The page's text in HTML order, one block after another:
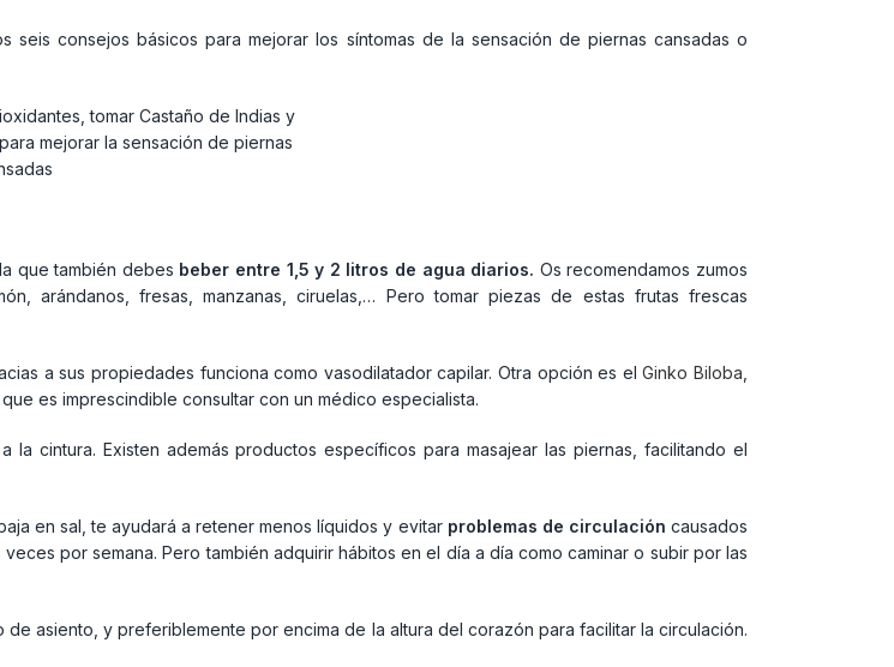
consejos básicos para mejorar los síntomas de la sensación de piernas cansadas o
que también debes beber entre 1,5 y 2 litros de agua diarios. Os recomendamos zumos
arándanos, fresas, manzanas, ciruelas,… Pero tomar piezas de estas frutas frescas
a sus propiedades funciona como vasodilatador capilar. Otra opción es elGinko Biloba
es imprescindible consultar con un médico especialista.
cintura. Existen además productos específicos para masajear las piernas, facilitando el
en sal, te ayudará a retener menos líquidos y evitar problemas de circulación causados
por semana. Pero también adquirir hábitos en el día a día como caminar o subir por las
asiento, y preferiblemente por encima de la altura del corazón para facilitar la circulación.